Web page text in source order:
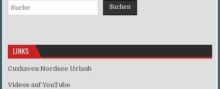
Suchen Suchen
LINKS
Cuxhaven Nordsee Urlaub
Videos auf YouTube